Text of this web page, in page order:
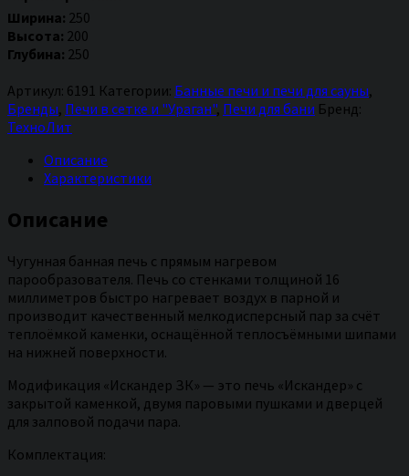
для
бани
Искандер
ЗК
(M)
Ураган
Ширина: 250
Высота: 200
Глубина: 250
Артикул: 6191 Категории: Банные печи и печи для сауны,
Бренды, Печи в сетке и "Ураган", Печи для бани Бренд:
ТехноЛит
Описание
Характеристики
Описание
Чугунная банная печь с прямым нагревом
парообразователя. Печь со стенками толщиной 16
миллиметров быстро нагревает воздух в парной и
производит качественный мелкодисперсный пар за счёт
теплоёмкой каменки, оснащённой теплосъёмными шипами
на нижней поверхности.
Модификация «Искандер ЗК» — это печь «Искандер» с
закрытой каменкой, двумя паровыми пушками и дверцей
для залповой подачи пара.
Комплектация: